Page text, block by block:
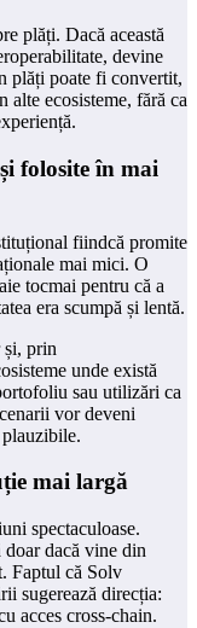
plăți. Dacă această
devine
plăți poate fi convertit,
alte ecosisteme, fără ca
folosite în mai
fiindcă promite
mai mici. O
tocmai pentru că a
era scumpă și lentă.
și, prin
unde există
sau utilizări ca
vor deveni
plauzibile.
mai largă
spectaculoase.
doar dacă vine din
Faptul că Solv
sugerează direcția:
acces cross-chain.